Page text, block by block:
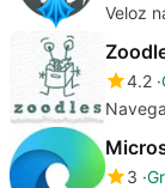
Veloz
4.2
3